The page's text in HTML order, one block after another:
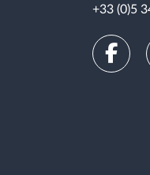
+33 (0)5